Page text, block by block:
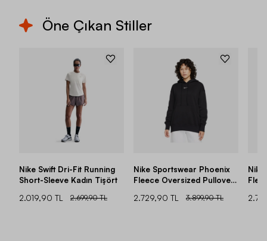
Öne Çıkan Stiller
Nike Swift Dri-Fit Running
Short-Sleeve Kadın Tişört
2.019,90 TL
2.699,90 TL
Nike Sportswear Phoenix
Fleece Oversized Pullover
2.729,90 TL 3.899,90 TL